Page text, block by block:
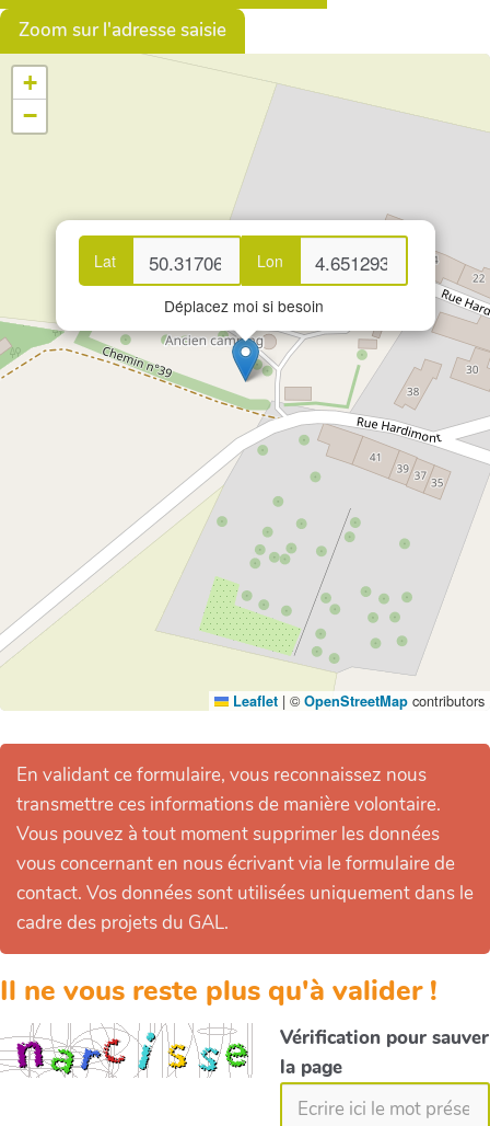
Zoom sur l'adresse saisie
Lat Lon
Déplacez moi si besoin
+
−
Leaflet | © OpenStreetMap contributors
En validant ce formulaire, vous reconnaissez nous
transmettre ces informations de manière volontaire.
Vous pouvez à tout moment supprimer les données
vous concernant en nous écrivant via le formulaire de
contact. Vos données sont utilisées uniquement dans le
cadre des projets du GAL.
Il ne vous reste plus qu'à valider !
Vérification pour sauver
la page